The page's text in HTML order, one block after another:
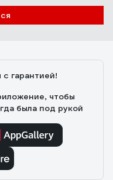
гарантией!
чтобы
была под рукой